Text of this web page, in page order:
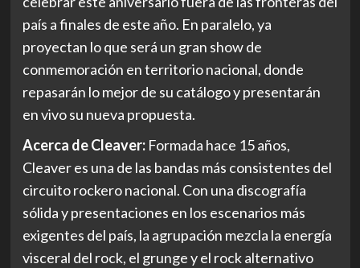
país a finales de este año. En paralelo, ya
proyectan lo que será un gran show de
conmemoración en territorio nacional, donde
repasarán lo mejor de su catálogo y presentarán
en vivo su nueva propuesta.
Acerca de Cleaver:Formada hace 15 años,
Cleaver es una de las bandas más consistentes del
circuito rockero nacional. Con una discografía
sólida y presentaciones en los escenarios más
exigentes del país, la agrupación mezcla la energía
visceral del rock, el grunge y el rock alternativo